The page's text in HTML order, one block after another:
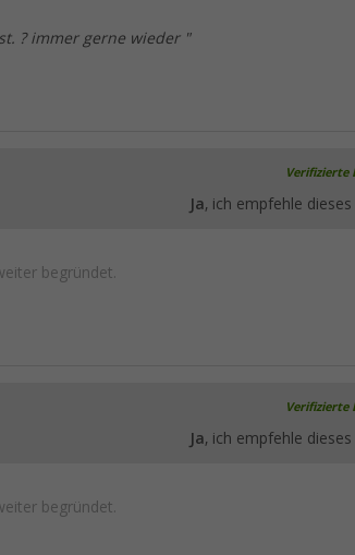
? immer gerne wieder "
Verifizierte
Ja, ich empfehle
begründet.
Verifizierte
Ja, ich empfehle
begründet.